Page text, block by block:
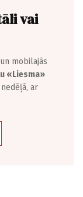
vai
mobilajās
«Liesma»
ar